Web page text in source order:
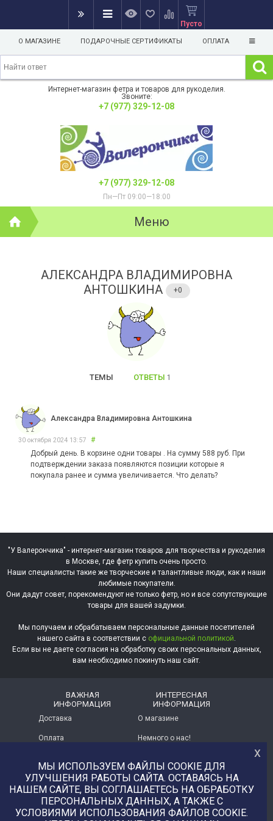
Пусто
О МАГАЗИНЕ ПОДАРОЧНЫЕ СЕРТИФИКАТЫ ОПЛАТА
Интернет-магазин фетра и товаров для рукоделия.
Звоните:
+7 (977) 329-12-08
+7 (977) 329-12-08
Пн—Пт 09:00—18:00
Меню
АЛЕКСАНДРА ВЛАДИМИРОВНА
АНТОШКИНА
+0
ТЕМЫ ОТВЕТЫ 1
Александра Владимировна Антошкина
30 октября 2024 13:57
#
Добрый день. В корзине одни товары . На сумму 588 руб. При
подтверждении заказа появляются позиции которые я
покупала ранее и сумма увеличивается. Что делать?
"У Валерончика" - интернет-магазин товаров для творчества и рукоделия
в Москве, где фетр купить очень просто.
Наши специалисты такие же творческие и талантливые люди, как и наши
любимые покупатели.
Они дадут совет, порекомендуют не только фетр, но и все сопутствующие
товары для вашей задумки.
Мы получаем и обрабатываем персональные данные посетителей
нашего сайта в соответствии с официальной политикой.
Если вы не даете согласия на обработку своих персональных данных,
вам необходимо покинуть наш сайт.
ВАЖНАЯ
ИНФОРМАЦИЯ
Доставка
Оплата
Политика
конфиденциальности
ИНТЕРЕСНАЯ
ИНФОРМАЦИЯ
О магазине
Немного о нас!
Услуга печати на фетре
и вопросы АП
+7 (977) 329-12-08
х
МЫ ИСПОЛЬЗУЕМ ФАЙЛЫ COOKIE ДЛЯ
УЛУЧШЕНИЯ РАБОТЫ САЙТА. ОСТАВАЯСЬ НА
НАШЕМ САЙТЕ, ВЫ СОГЛАШАЕТЕСЬ НА ОБРАБОТКУ
ПЕРСОНАЛЬНЫХ ДАННЫХ, А ТАКЖЕ С
УСЛОВИЯМИ ИСПОЛЬЗОВАНИЯ ФАЙЛОВ COOKIE.